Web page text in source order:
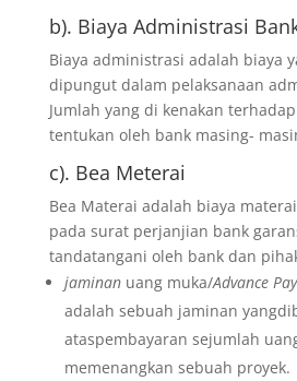
b). Biaya Administrasi
Biaya administrasi adalah biaya
dipungut dalam pelaksanaan
Jumlah yang di kenakan
tentukan oleh bank masing-
c). Bea Meterai
Bea Materai adalah biaya
pada surat perjanjian bank
tandatangani oleh bank dan
jaminan uang muka/Advance
adalah sebuah jaminan
ataspembayaran sejumlah
memenangkan sebuah proyek.